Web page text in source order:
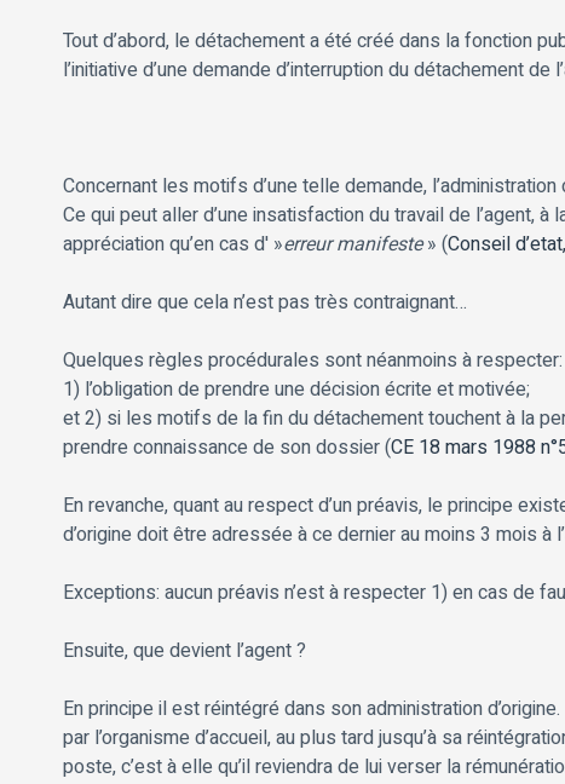
Tout d’abord, le détachement a été créé dans la fonction
l’initiative d’une demande d’interruption du détachement de
Concernant les motifs d’une telle demande,
Ce qui peut aller d’une insatisfaction du travail de l’agent,
appréciation qu’en cas d' »erreur manifeste» (Conseil
Autant dire que cela n’est pas très contraignant…
Quelques règles procédurales sont néanmoins à respecter:
1) l’obligation de prendre une décision écrite et motivée;
et 2) si les motifs de la fin du détachement touchent à la
prendre connaissance de son dossier (CE 18 mars 1988
En revanche, quant au respect d’un préavis, le principe
d’origine doit être adressée à ce dernier au moins 3 mois à
Exceptions: aucun préavis n’est à respecter 1) en cas de
Ensuite, que devient l’agent ?
En principe il est réintégré dans son administration
par l’organisme d’accueil, au plus tard jusqu’à sa
poste, c’est à elle qu’il reviendra de lui verser la